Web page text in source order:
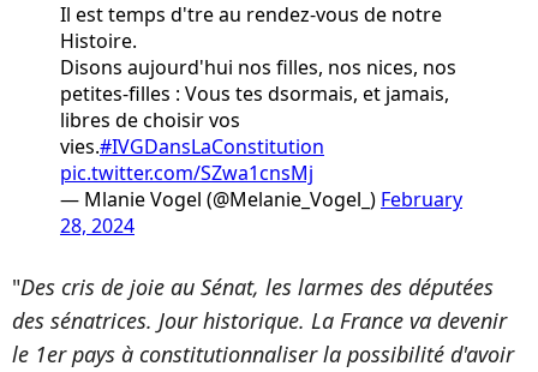
Il est temps d'tre au rendez-vous de notre
Histoire.
Disons aujourd'hui nos filles, nos nices, nos
petites-filles : Vous tes dsormais, et jamais,
libres de choisir vos
vies.#IVGDansLaConstitution
pic.twitter.com/SZwa1cnsMj
— Mlanie Vogel (@Melanie_Vogel_) February
28, 2024
"Des cris de joie au Sénat, les larmes des députées
des sénatrices. Jour historique. La France va devenir
le 1er pays à constitutionnaliser la possibilité d'avoir